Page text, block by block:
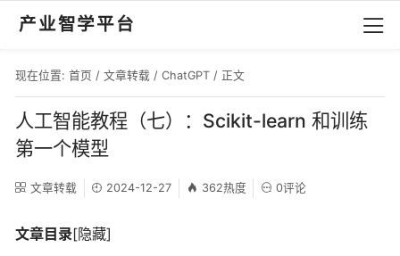
产业智学平台
现在位置: 首页 / 文章转载 / ChatGPT / 正文
人工智能教程（七）：Scikit-learn 和训练
第一个模型
文章转载 2024-12-27 362热度 0评论
文章目录[隐藏]